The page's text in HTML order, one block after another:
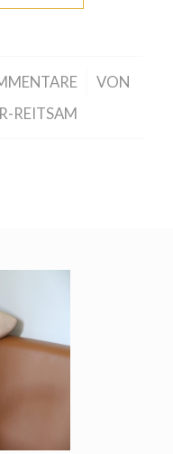
/
VON
REITSAM